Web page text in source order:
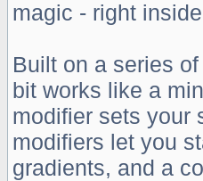
magic - right
Built on a series
bit works like a
modifier sets your
modifiers let you
gradients, and a